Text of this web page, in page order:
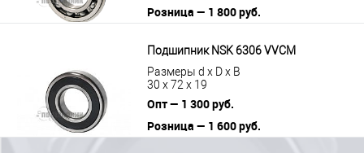
Розница — 1 800 руб.
Подшипник NSK 6306 VVCM
Размеры d x D x B
30 x 72 x 19
Опт — 1 300 руб.
Розница — 1 600 руб.